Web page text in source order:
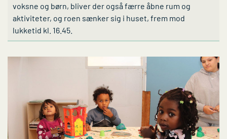
voksne og børn, bliver der også færre åbne rum og
aktiviteter, og roen sænker sig i huset, frem mod
lukketid kl. 16.45.